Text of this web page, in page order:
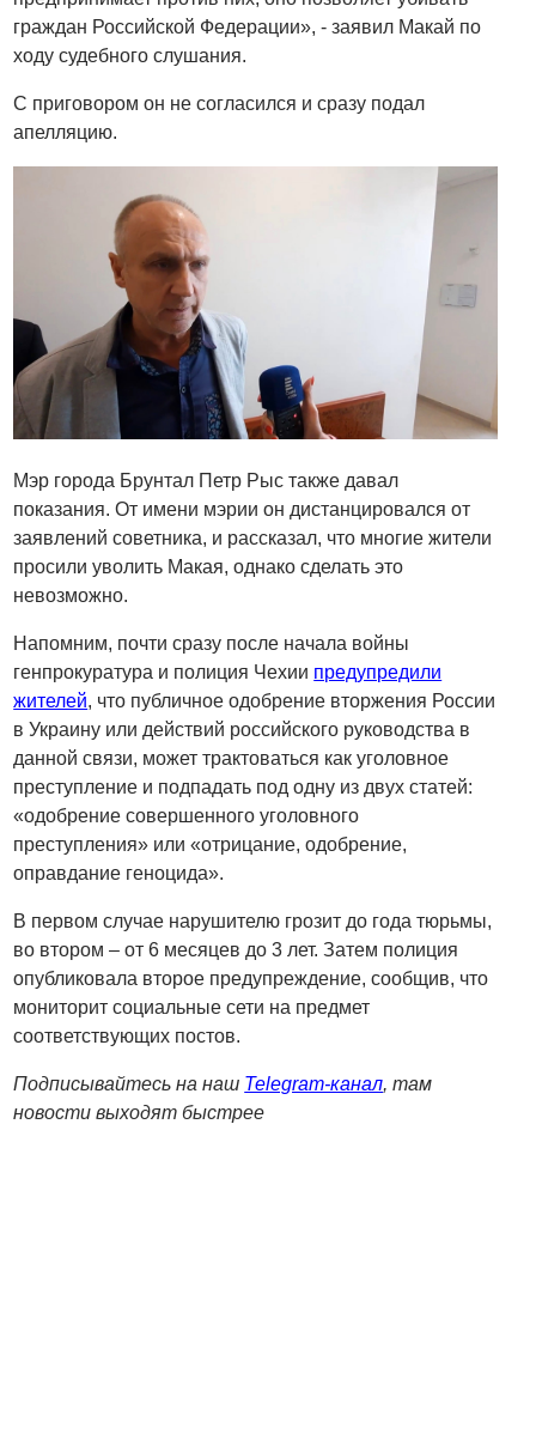
граждан Российской Федерации», - заявил Макай по
ходу судебного слушания.
С приговором он не согласился и сразу подал
апелляцию.
Мэр города Брунтал Петр Рыс также давал
показания. От имени мэрии он дистанцировался от
заявлений советника, и рассказал, что многие жители
просили уволить Макая, однако сделать это
невозможно.
Напомним, почти сразу после начала войны
генпрокуратура и полиция Чехии предупредили
жителей, что публичное одобрение вторжения России
в Украину или действий российского руководства в
данной связи, может трактоваться как уголовное
преступление и подпадать под одну из двух статей:
«одобрение совершенного уголовного
преступления» или «отрицание, одобрение,
оправдание геноцида».
В первом случае нарушителю грозит до года тюрьмы,
во втором – от 6 месяцев до 3 лет. Затем полиция
опубликовала второе предупреждение, сообщив, что
мониторит социальные сети на предмет
соответствующих постов.
Подписывайтесь на наш Telegram-канал, там
новости выходят быстрее